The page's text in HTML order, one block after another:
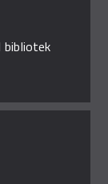
bibliotek